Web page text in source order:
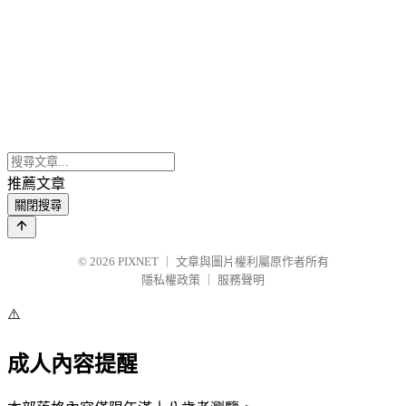
推薦文章
關閉搜尋
© 2026 PIXNET
文章與圖片權利屬原作者所有
隱私權政策
服務聲明
⚠️
成人內容提醒